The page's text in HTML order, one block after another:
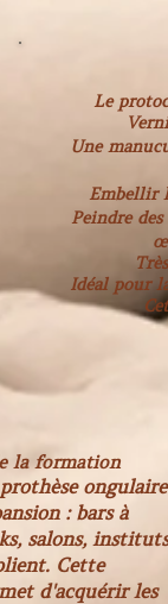
Le
Une
Embellir
Peindre
Idéal pour
la formation
ongulaire
: bars à
salons, instituts
Cette
d'acquérir les